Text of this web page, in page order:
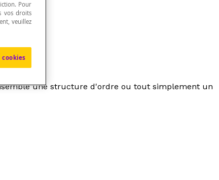
une structure d'ordre ou tout simplement un
Pour
vos droits
veuillez